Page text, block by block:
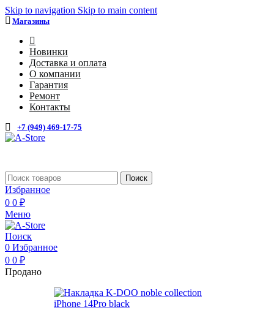
Skip to navigation Skip to main content
Магазины
Новинки
Доставка и оплата
О компании
Гарантия
Ремонт
Контакты
+7 (949) 469-17-75
Поиск
Избранное
0 0 ₽
Меню
Поиск
0 Избранное
0 0 ₽
Продано